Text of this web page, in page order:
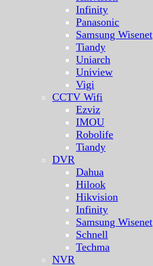
Infinity
Panasonic
Samsung Wisenet
Tiandy
Uniarch
Uniview
Vigi
CCTV Wifi
Ezviz
IMOU
Robolife
Tiandy
DVR
Dahua
Hilook
Hikvision
Infinity
Samsung Wisenet
Schnell
Techma
NVR